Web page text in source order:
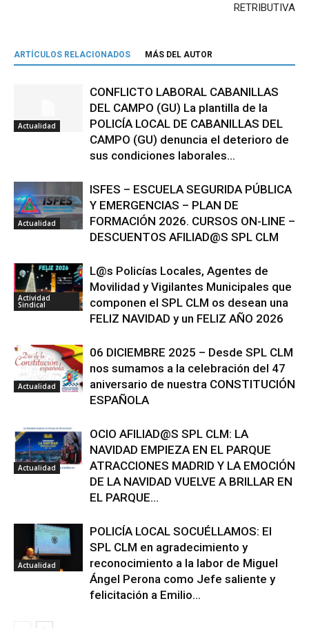
RETRIBUTIVA
ARTÍCULOS RELACIONADOS MÁS DEL AUTOR
Actualidad
CONFLICTO LABORAL CABANILLAS
DEL CAMPO (GU) La plantilla de la
POLICÍA LOCAL DE CABANILLAS DEL
CAMPO (GU) denuncia el deterioro de
sus condiciones laborales...
Actualidad
ISFES – ESCUELA SEGURIDA PÚBLICA
Y EMERGENCIAS – PLAN DE
FORMACIÓN 2026. CURSOS ON-LINE –
DESCUENTOS AFILIAD@S SPL CLM
Actividad
Sindical
L@s Policías Locales, Agentes de
Movilidad y Vigilantes Municipales que
componen el SPL CLM os desean una
FELIZ NAVIDAD y un FELIZ AÑO 2026
Actualidad
06 DICIEMBRE 2025 – Desde SPL CLM
nos sumamos a la celebración del 47
aniversario de nuestra CONSTITUCIÓN
ESPAÑOLA
Actualidad
OCIO AFILIAD@S SPL CLM: LA
NAVIDAD EMPIEZA EN EL PARQUE
ATRACCIONES MADRID Y LA EMOCIÓN
DE LA NAVIDAD VUELVE A BRILLAR EN
EL PARQUE...
Actualidad
POLICÍA LOCAL SOCUÉLLAMOS: El
SPL CLM en agradecimiento y
reconocimiento a la labor de Miguel
Ángel Perona como Jefe saliente y
felicitación a Emilio...